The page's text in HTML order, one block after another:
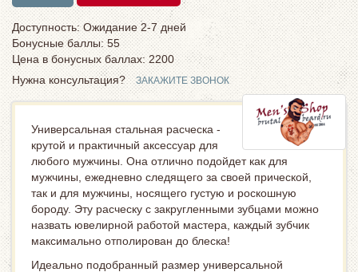
Доступность: Ожидание 2-7 дней
Бонусные баллы: 55
Цена в бонусных баллах: 2200
Нужна консультация?
ЗАКАЖИТЕ ЗВОНОК
Универсальная стальная расческа -
крутой и практичный аксессуар для
любого мужчины. Она отлично подойдет как для
мужчины, ежедневно следящего за своей прической,
так и для мужчины, носящего густую и роскошную
бороду. Эту расческу с закругленными зубцами можно
назвать ювелирной работой мастера, каждый зубчик
максимально отполирован до блеска!
Идеально подобранный размер универсальной